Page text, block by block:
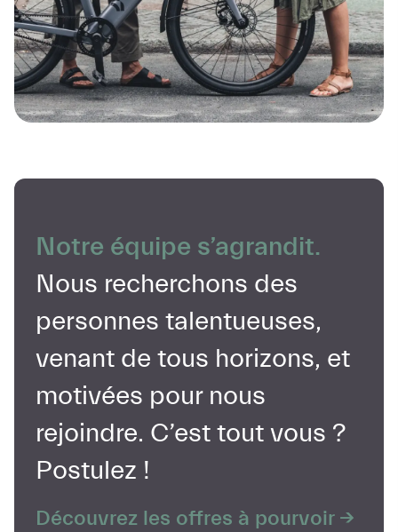
Notre équipe s’agrandit.
Nous recherchons des
personnes talentueuses,
venant de tous horizons, et
motivées pour nous
rejoindre. C’est tout vous ?
Postulez !
Découvrez les offres à pourvoir →